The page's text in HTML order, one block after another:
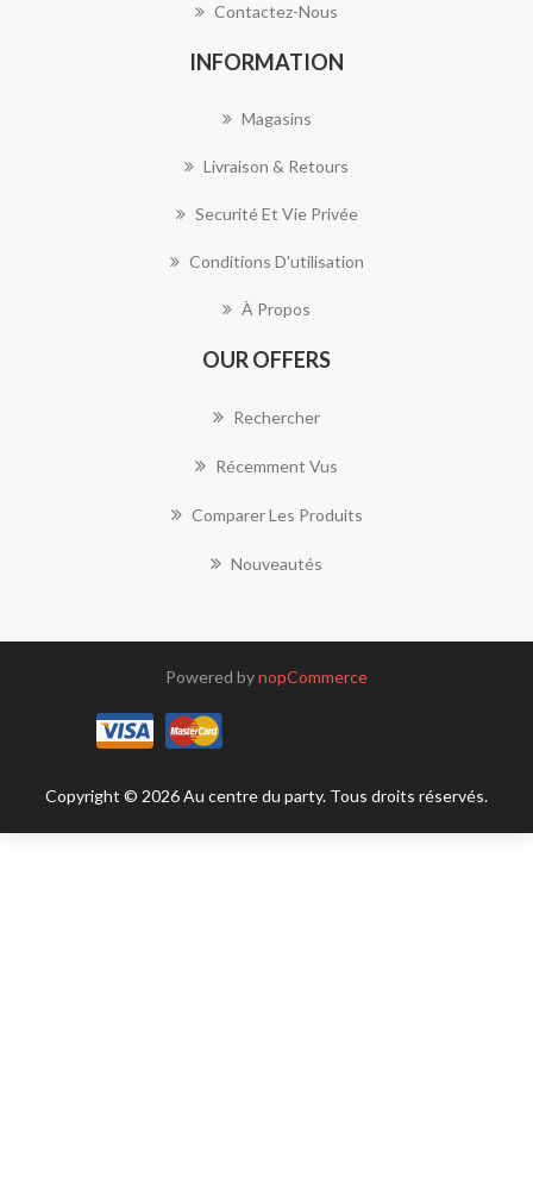
Contactez-Nous
INFORMATION
Magasins
Livraison & Retours
Securité Et Vie Privée
Conditions D'utilisation
À Propos
OUR OFFERS
Rechercher
Récemment Vus
Comparer Les Produits
Nouveautés
Powered bynopCommerce
Copyright © 2026 Au centre du party. Tous droits réservés.